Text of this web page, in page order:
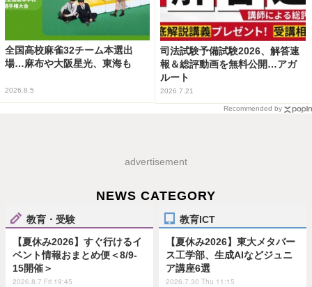
全国高校麻雀32チーム本選出
場…麻布や大阪星光、東海も
2026.8.5
司法試験予備試験2026、解答速
報＆総評動画を無料公開…アガ
ルート
2026.7.21
Recommended by
advertisement
NEWS CATEGORY
教育・受験
【夏休み2026】すぐ行けるイ
ベント情報おまとめ便＜8/9-
15開催＞
2026.8.7 Fri 19:45
教育ICT
【夏休み2026】東大メタバー
ス工学部、生成AIなどジュニ
ア講座6選
2026.7.30 Thu 11:15